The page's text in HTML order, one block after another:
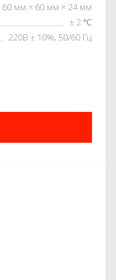
60 мм × 60 мм × 24 мм
± 2 ℃
220В ± 10%, 50/60 Гц